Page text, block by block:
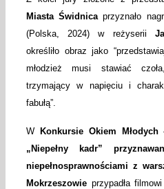
Miasta Świdnicaprzyznało
(Polska, 2024) w reżyserii
określiło obraz jako
młodzież musi stawiać
trzymający w napięciu i
fabułą”.
W Konkursie Okiem Młodych
„Niepełny kadr”
niepełnosprawnościami z
Mokrzeszowie przypadła filmowi